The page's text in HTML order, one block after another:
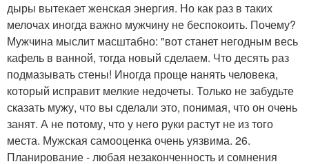
дыры вытекает женская энергия. Но как раз в таких
мелочах иногда важно мужчину не беспокоить. Почему?
Мужчина мыслит масштабно: "вот станет негодным весь
кафель в ванной, тогда новый сделаем. Что десять раз
подмазывать стены! Иногда проще нанять человека,
который исправит мелкие недочеты. Только не забудьте
сказать мужу, что вы сделали это, понимая, что он очень
занят. А не потому, что у него руки растут не из того
места. Мужская самооценка очень уязвима. 26.
Планирование - любая незаконченность и сомнения